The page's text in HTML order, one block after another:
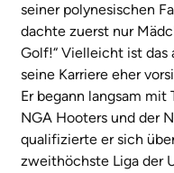
seiner polynesischen
dachte zuerst nur
Golf!“ Vielleicht ist das
seine Karriere eher
Er begann langsam mit
NGA Hooters und der
qualifizierte er sich
zweithöchste Liga der